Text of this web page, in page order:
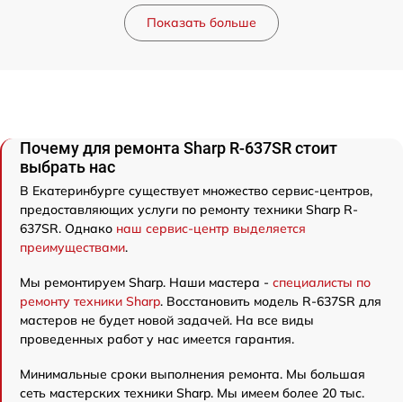
Показать больше
Почему для ремонта Sharp R-637SR стоит
выбрать нас
В Екатеринбурге существует множество сервис-центров,
предоставляющих услуги по ремонту техники Sharp R-
637SR. Однако наш сервис-центр выделяется
преимуществами.
Мы ремонтируем Sharp. Наши мастера - специалисты по
ремонту техники Sharp. Восстановить модель R-637SR для
мастеров не будет новой задачей. На все виды
проведенных работ у нас имеется гарантия.
Минимальные сроки выполнения ремонта. Мы большая
сеть мастерских техники Sharp. Мы имеем более 20 тыс.